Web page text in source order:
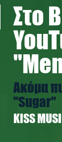
Στο
Ακόμα
"Sugar"
ΚISS